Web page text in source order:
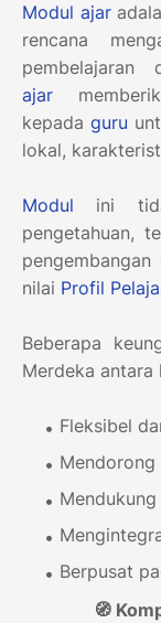
Modul ajar
rencana
pembelajaran
ajar
kepadaguru
lokal,
Modul ini
pengetahuan,
nilai Profil
Beberapa
Merdeka antara
Fleksibel
Mendorong
Berpusat
🧭